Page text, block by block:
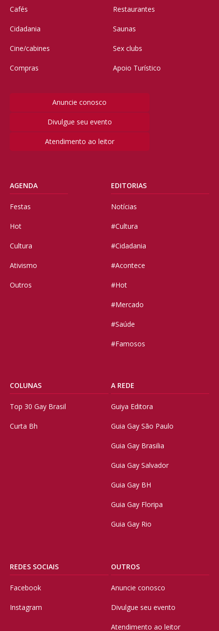
Cafés
Cidadania
Cine/cabines
Compras
Restaurantes
Saunas
Sex clubs
Apoio Turístico
Anuncie conosco
Divulgue seu evento
Atendimento ao leitor
AGENDA
Festas
Hot
Cultura
Ativismo
Outros
EDITORIAS
Notícias
#Cultura
#Cidadania
#Acontece
#Hot
#Mercado
#Saúde
#Famosos
COLUNAS
Top 30 Gay Brasil
Curta Bh
A REDE
Guiya Editora
Guia Gay São Paulo
Guia Gay Brasilia
Guia Gay Salvador
Guia Gay BH
Guia Gay Floripa
Guia Gay Rio
REDES SOCIAIS
Facebook
Instagram
OUTROS
Anuncie conosco
Divulgue seu evento
Atendimento ao leitor